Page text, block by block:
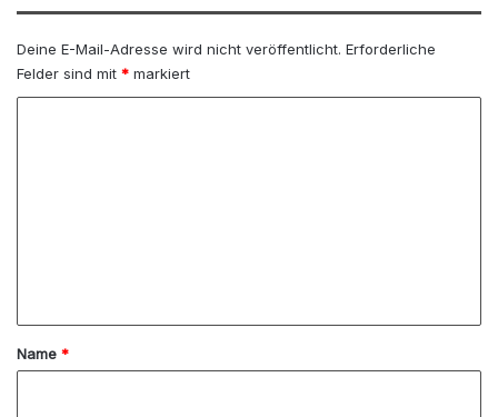
Deine E-Mail-Adresse wird nicht veröffentlicht. Erforderliche
Felder sind mit * markiert
a
Name *